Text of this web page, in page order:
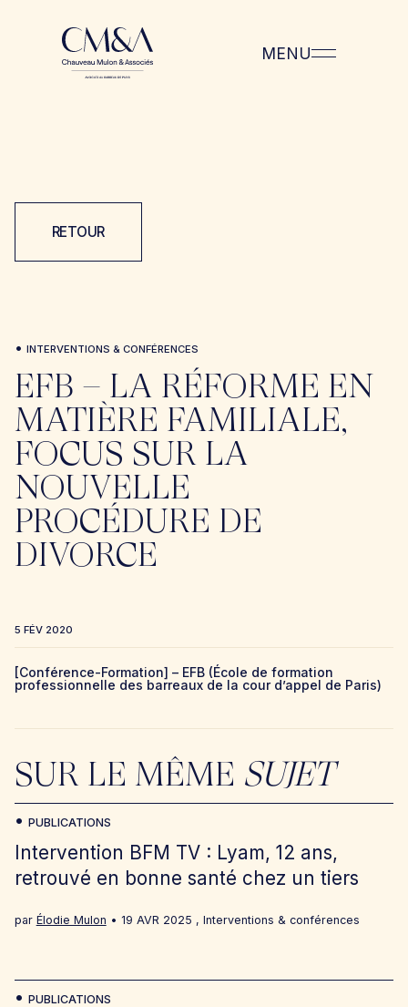
MENU
RETOUR
• INTERVENTIONS & CONFÉRENCES
EFB – LA RÉFORME EN
MATIÈRE FAMILIALE,
FOCUS SUR LA
NOUVELLE
PROCÉDURE DE
DIVORCE
5 FÉV 2020
[Conférence-Formation] – EFB (École de formation
professionnelle des barreaux de la cour d’appel de Paris)
SUR LE MÊME SUJET
Intervention BFM TV : Lyam, 12 ans,
retrouvé en bonne santé chez un tiers
par Élodie Mulon 19 AVR 2025
PUBLICATIONS
, Interventions & conférences
PUBLICATIONS